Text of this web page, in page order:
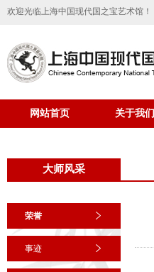
欢迎光临上海中国现代国之宝艺术馆！
网站首页 关于我们
大师风采
荣誉
事迹